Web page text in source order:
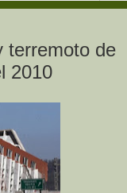
terremoto de
2010